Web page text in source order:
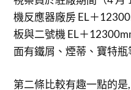
機反應器廠房 EL＋
板與二號機 EL＋
面有鐵屑、煙蒂、寶特瓶
第二條比較有趣一點的